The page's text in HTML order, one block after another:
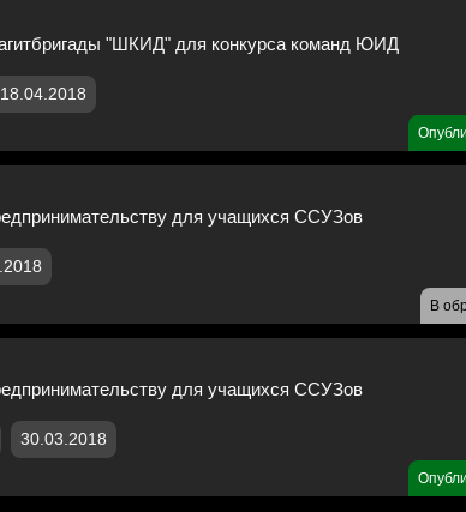
"ШКИД" для конкурса команд ЮИД
18.04.2018
В
для учащихся ССУЗов
для учащихся ССУЗов
30.03.2018